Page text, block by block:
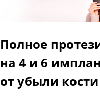
Полное
на 4 и 6
от убыли кости